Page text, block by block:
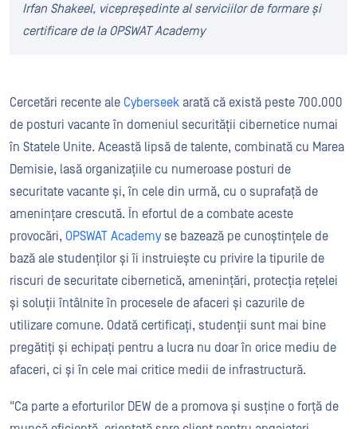
Irfan Shakeel, vicepreședinte al serviciilor de formare și
certificare de la OPSWAT Academy
Cercetări recente ale Cyberseek arată că există peste 700.000
de posturi vacante în domeniul securității cibernetice numai
în Statele Unite. Această lipsă de talente, combinată cu Marea
Demisie, lasă organizațiile cu numeroase posturi de
securitate vacante și, în cele din urmă, cu o suprafață de
amenințare crescută. În efortul de a combate aceste
provocări, OPSWAT Academyse bazează pe cunoștințele de
bază ale studenților și îi instruiește cu privire la tipurile de
riscuri de securitate cibernetică, amenințări, protecția rețelei
și soluții întâlnite în procesele de afaceri și cazurile de
utilizare comune. Odată certificați, studenții sunt mai bine
pregătiți și echipați pentru a lucra nu doar în orice mediu de
afaceri, ci și în cele mai critice medii de infrastructură.
"Ca parte a eforturilor DEW de a promova și susține o forță de